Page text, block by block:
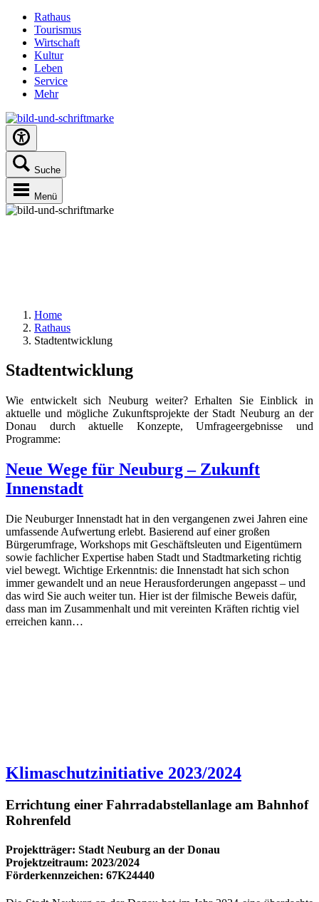
Rathaus
Tourismus
Wirtschaft
Kultur
Leben
Service
Mehr
Suche
Menü
Home
Rathaus
Stadtentwicklung
Stadtentwicklung
Wie entwickelt sich Neuburg weiter? Erhalten Sie Einblick in
aktuelle und mögliche Zukunftsprojekte der Stadt Neuburg an der
Donau durch aktuelle Konzepte, Umfrageergebnisse und
Programme:
Neue Wege für Neuburg – Zukunft
Innenstadt
Die Neuburger Innenstadt hat in den vergangenen zwei Jahren eine
umfassende Aufwertung erlebt. Basierend auf einer großen
Bürgerumfrage, Workshops mit Geschäftsleuten und Eigentümern
sowie fachlicher Expertise haben Stadt und Stadtmarketing richtig
viel bewegt. Wichtige Erkenntnis: die Innenstadt hat sich schon
immer gewandelt und an neue Herausforderungen angepasst – und
das wird Sie auch weiter tun. Hier ist der filmische Beweis dafür,
dass man im Zusammenhalt und mit vereinten Kräften richtig viel
erreichen kann…
Klimaschutzinitiative 2023/2024
Errichtung einer Fahrradabstellanlage am Bahnhof
Rohrenfeld
Projektträger: Stadt Neuburg an der Donau
Projektzeitraum: 2023/2024
Förderkennzeichen: 67K24440